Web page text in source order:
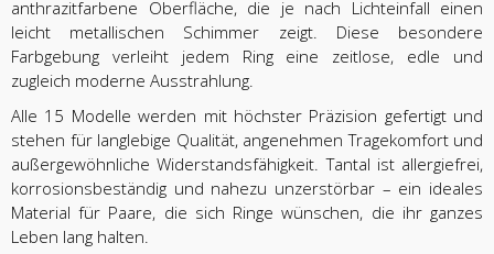
anthrazitfarbene Oberfläche, die je nach Lichteinfall einen
leicht metallischen Schimmer zeigt. Diese besondere
Farbgebung verleiht jedem Ring eine zeitlose, edle und
zugleich moderne Ausstrahlung.
Alle 15 Modelle werden mit höchster Präzision gefertigt und
stehen für langlebige Qualität, angenehmen Tragekomfort und
außergewöhnliche Widerstandsfähigkeit. Tantal ist allergiefrei,
korrosionsbeständig und nahezu unzerstörbar – ein ideales
Material für Paare, die sich Ringe wünschen, die ihr ganzes
Leben lang halten.